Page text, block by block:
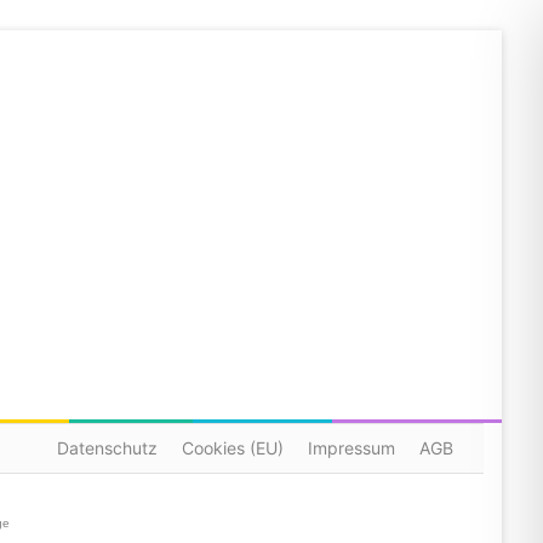
Datenschutz Cookies (EU) Impressum AGB